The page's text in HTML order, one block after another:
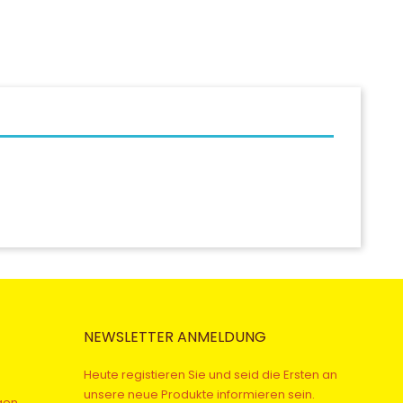
NEWSLETTER ANMELDUNG
Heute registieren Sie und seid die Ersten an
unsere neue Produkte informieren sein.